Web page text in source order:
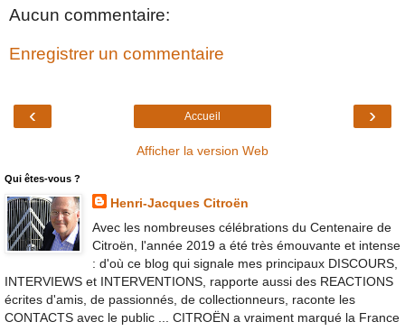
Aucun commentaire:
Enregistrer un commentaire
‹ ›
Accueil
Afficher la version Web
Qui êtes-vous ?
Henri-Jacques Citroën
Avec les nombreuses célébrations du Centenaire de
Citroën, l'année 2019 a été très émouvante et intense
: d'où ce blog qui signale mes principaux DISCOURS,
INTERVIEWS et INTERVENTIONS, rapporte aussi des REACTIONS
écrites d'amis, de passionnés, de collectionneurs, raconte les
CONTACTS avec le public ... CITROËN a vraiment marqué la France